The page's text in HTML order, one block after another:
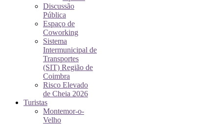
Discussão
Pública
Espaço de
Coworking
Sistema
Intermunicipal de
Transportes
(SIT) Região de
Coimbra
Risco Elevado
de Cheia 2026
Turistas
Montemor-o-
Velho